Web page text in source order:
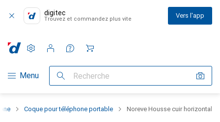
digitec
Trouvez et commandez plus vite Vers l'app
Navigation par catégorie
Menu Recherche
Paramètres
Compte client
Listes de comparaison
Listes d'envies
Panier
Coque pour téléphone portable Noreve Housse cuir horizontal